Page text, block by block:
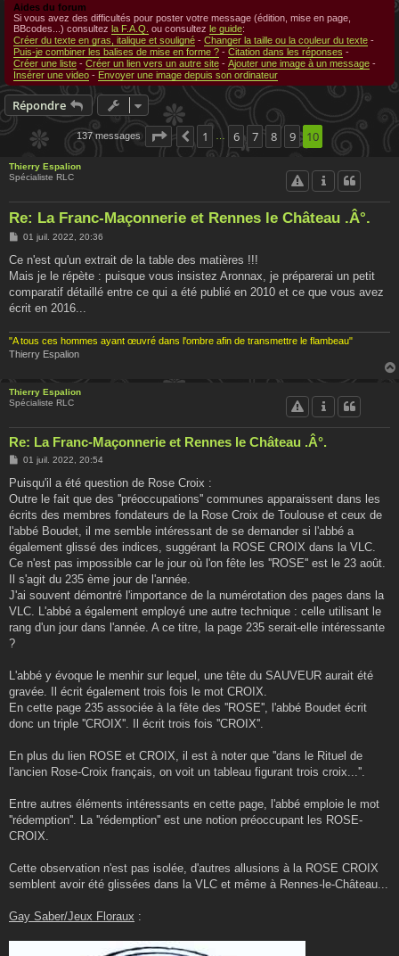
Aides du forum
Si vous avez des difficultés pour poster votre message (édition, mise en page,
BBcodes...) consultez la F.A.Q. ou consultez le guide:
Créer du texte en gras, italique et souligné - Changer la taille ou la couleur du texte -
Puis-je combiner les balises de mise en forme ? - Citation dans les réponses -
Créer une liste - Créer un lien vers un autre site - Ajouter une image à un message -
Insérer une video - Envoyer une image depuis son ordinateur
Répondre
137 messages Page 10 sur 10
Précédente
1 6 7 8 9 10
Thierry Espalion
Spécialiste RLC
Re: La Franc-Maçonnerie et Rennes le Château .Â°.
M
s
a
g
01 juil. 2022, 20:36
Ce n'est qu'un extrait de la table des matières !!!
Mais je le répète : puisque vous insistez Aronnax, je préparerai un petit
comparatif détaillé entre ce qui a été publié en 2010 et ce que vous avez
écrit en 2016...
"A tous ces hommes ayant œuvré dans l'ombre afin de transmettre le flambeau"
Thierry Espalion
Thierry Espalion
Spécialiste RLC
Re: La Franc-Maçonnerie et Rennes le Château .Â°.
M
s
a
g
01 juil. 2022, 20:54
Puisqu'il a été question de Rose Croix :
Outre le fait que des ''préoccupations'' communes apparaissent dans les
écrits des membres fondateurs de la Rose Croix de Toulouse et ceux de
l'abbé Boudet, il me semble intéressant de se demander si l'abbé a
également glissé des indices, suggérant la ROSE CROIX dans la VLC.
Ce n'est pas impossible car le jour où l'on fête les ''ROSE'' est le 23 août.
Il s'agit du 235 ème jour de l'année.
J'ai souvent démontré l'importance de la numérotation des pages dans la
VLC. L'abbé a également employé une autre technique : celle utilisant le
rang d'un jour dans l'année. A ce titre, la page 235 serait-elle intéressante
?
L'abbé y évoque le menhir sur lequel, une tête du SAUVEUR aurait été
gravée. Il écrit également trois fois le mot CROIX.
En cette page 235 associée à la fête des ''ROSE'', l'abbé Boudet écrit
donc un triple ''CROIX''. Il écrit trois fois ''CROIX''.
En plus du lien ROSE et CROIX, il est à noter que ''dans le Rituel de
l'ancien Rose-Croix français, on voit un tableau figurant trois croix...''.
Entre autres éléments intéressants en cette page, l'abbé emploie le mot
''rédemption''. La ''rédemption'' est une notion préoccupant les ROSE-
CROIX.
Cette observation n'est pas isolée, d'autres allusions à la ROSE CROIX
semblent avoir été glissées dans la VLC et même à Rennes-le-Château...
Gay Saber/Jeux Floraux :